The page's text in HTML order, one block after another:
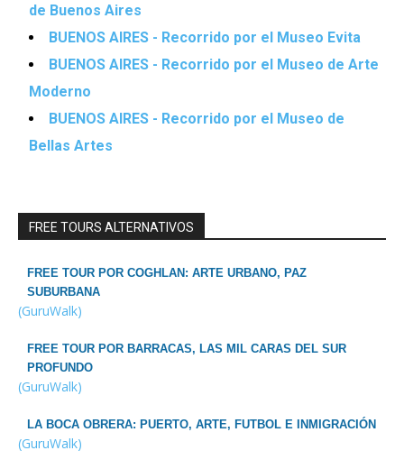
de Buenos Aires
BUENOS AIRES - Recorrido por el Museo Evita
BUENOS AIRES - Recorrido por el Museo de Arte
Moderno
BUENOS AIRES - Recorrido por el Museo de
Bellas Artes
FREE TOURS ALTERNATIVOS
FREE TOUR POR COGHLAN: ARTE URBANO, PAZ
SUBURBANA
(GuruWalk)
FREE TOUR POR BARRACAS, LAS MIL CARAS DEL SUR
PROFUNDO
(GuruWalk)
LA BOCA OBRERA: PUERTO, ARTE, FUTBOL E INMIGRACIÓN
(GuruWalk)